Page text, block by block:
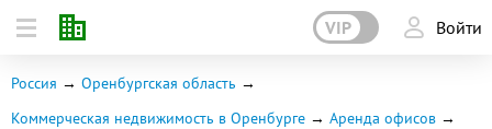
VIP Войти
Россия
Оренбургская область
Коммерческая недвижимость в Оренбурге
Аренда офисов